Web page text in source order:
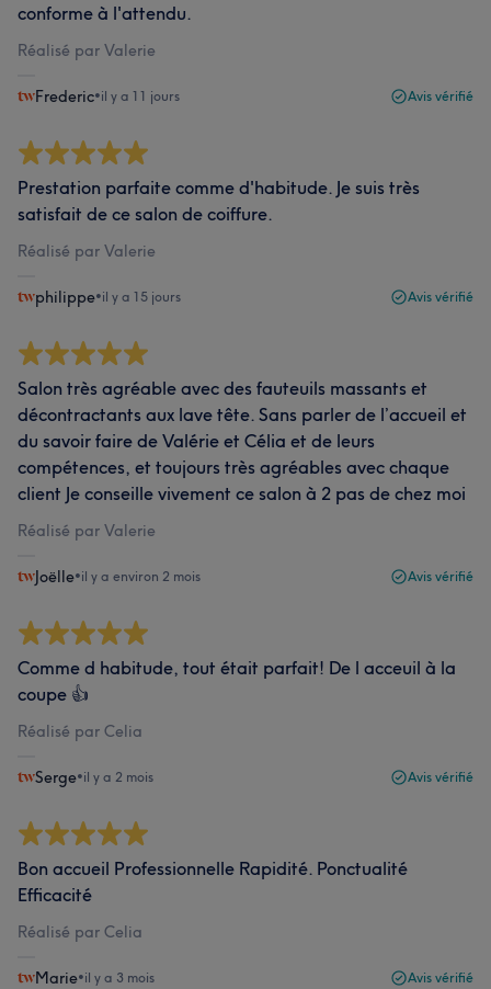
conforme à l'attendu.
Réalisé par Valerie
Frederic•il y a 11 jours Avis vérifié
Prestation parfaite comme d'habitude. Je suis très
satisfait de ce salon de coiffure.
Réalisé par Valerie
philippe•il y a 15 jours Avis vérifié
Salon très agréable avec des fauteuils massants et
décontractants aux lave tête. Sans parler de l’accueil et
du savoir faire de Valérie et Célia et de leurs
compétences, et toujours très agréables avec chaque
client Je conseille vivement ce salon à 2 pas de chez moi
Réalisé par Valerie
Joëlle•il y a environ 2 mois Avis vérifié
Comme d habitude, tout était parfait! De l acceuil à la
coupe 👍
Réalisé par Celia
Serge•il y a 2 mois Avis vérifié
Bon accueil Professionnelle Rapidité. Ponctualité
Efficacité
Réalisé par Celia
Marie•il y a 3 mois Avis vérifié